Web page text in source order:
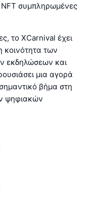
συμπληρωμένες
το XCarnival έχει
κοινότητα των
εκδηλώσεων και
μια αγορά
βήμα στη
ψηφιακών